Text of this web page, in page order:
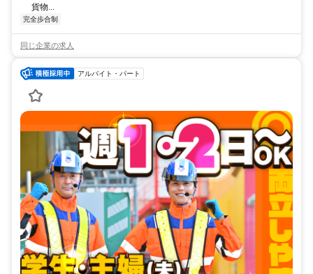
貨物...
完全歩合制
同じ企業の求人
アルバイト・パート